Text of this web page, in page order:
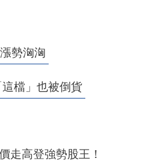
勢洶洶
檔」也被倒貨
高登強勢股王！